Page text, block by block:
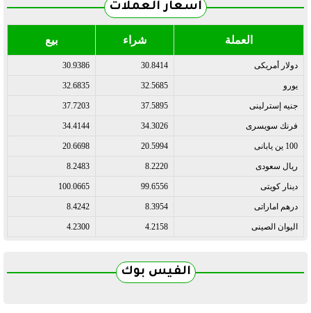
أسعار العملات
العملة شراء بيع
دولار أمريكى 30.8414
30.9386
يورو 32.5685
32.6835
جنيه إسترلينى 37.5895
37.7203
فرنك سويسرى 34.3026
34.4144
100 ين يابانى 20.5994
20.6698
ريال سعودى 8.2220
8.2483
دينار كويتى 99.6556
100.0665
درهم اماراتى 8.3954
8.4242
اليوان الصينى 4.2158
4.2300
الفيس بوك